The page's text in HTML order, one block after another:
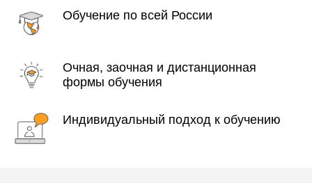
Обучение по всей России
Очная, заочная и дистанционная
формы обучения
Индивидуальный подход к обучению